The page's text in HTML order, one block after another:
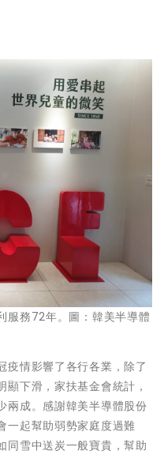
服務72年。圖：韓美半導體
疫情影響了各行各業，除了
下滑，家扶基金會統計，
兩成。感謝韓美半導體股份
一起幫助弱勢家庭度過難
同雪中送炭一般寶貴，幫助